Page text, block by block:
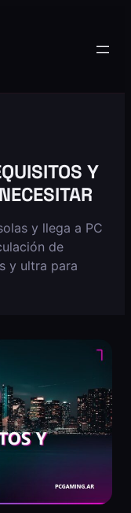
Y
y llega a PC
de
y ultra para